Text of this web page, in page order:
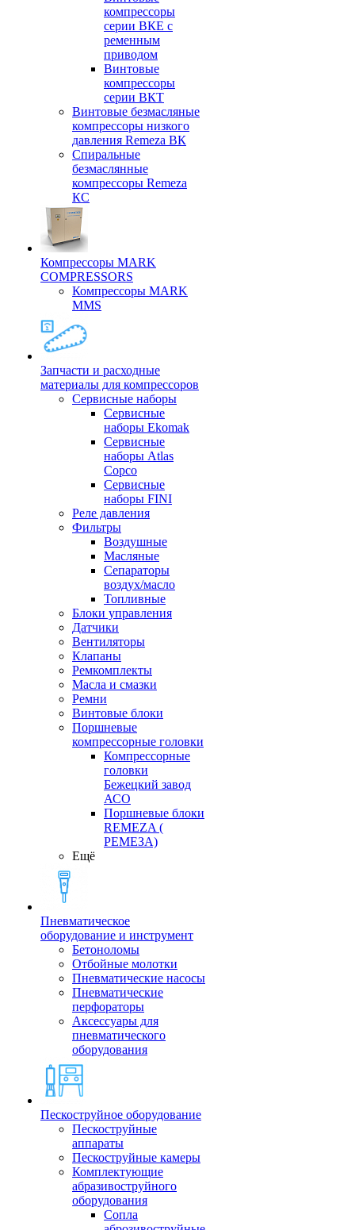
компрессоры
серии ВКЕ с
ременным
приводом
Винтовые
компрессоры
серии ВКТ
Винтовые безмасляные
компрессоры низкого
давления Remeza ВК
Спиральные
безмаслянные
компрессоры Remeza
КС
Компрессоры MARK
COMPRESSORS
Компрессоры MARK
MMS
Запчасти и расходные
материалы для компрессоров
Cервисные наборы
Сервисные
наборы Ekomak
Cервисные
наборы Atlas
Copco
Сервисные
наборы FINI
Реле давления
Фильтры
Воздушные
Масляные
Сепараторы
воздух/масло
Топливные
Блоки управления
Датчики
Вентиляторы
Клапаны
Ремкомплекты
Масла и смазки
Ремни
Винтовые блоки
Поршневые
компрессорные головки
Компрессорные
головки
Бежецкий завод
АСО
Поршневые блоки
REMEZA (
РЕМЕЗА)
Ещё
Пневматическое
оборудование и инструмент
Бетоноломы
Отбойные молотки
Пневматические насосы
Пневматические
перфораторы
Аксессуары для
пневматического
оборудования
Пескоструйное оборудование
Пескоструйные
аппараты
Пескоструйные камеры
Комплектующие
абразивоструйного
оборудования
Сопла